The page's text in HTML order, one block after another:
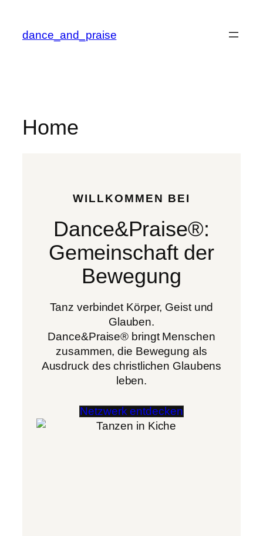
springen
dance_and_praise
Home
WILLKOMMEN BEI
Dance&Praise®:
Gemeinschaft der
Bewegung
Tanz verbindet Körper, Geist und
Glauben.
Dance&Praise® bringt Menschen
zusammen, die Bewegung als
Ausdruck des christlichen Glaubens
leben.
Netzwerk entdecken